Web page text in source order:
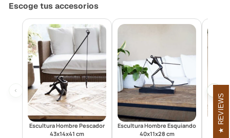
Escoge tus accesorios
‹
Escultura Hombre Pescador
43x14x41 cm
Escultura Hombre Esquiando
40x11x28 cm
REVIEWS